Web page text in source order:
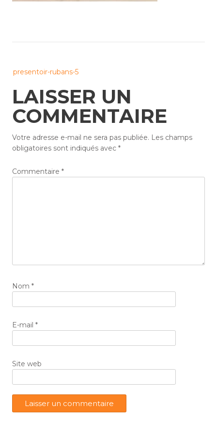
navigation
presentoir-rubans-5
LAISSER UN
COMMENTAIRE
Votre adresse e-mail ne sera pas publiée. Les champs
obligatoires sont indiqués avec *
Commentaire *
Nom *
E-mail *
Site web